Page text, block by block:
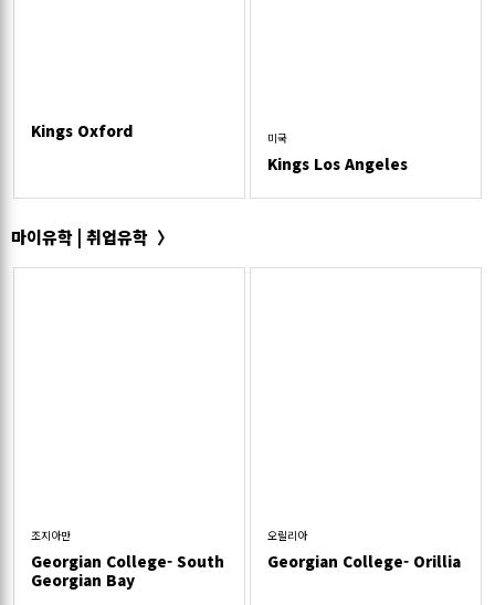
Kings Oxford 미국
Kings Los Angeles
마이유학 | 취업유학
조지아만
Georgian College- South
Georgian Bay
오릴리아
Georgian College- Orillia